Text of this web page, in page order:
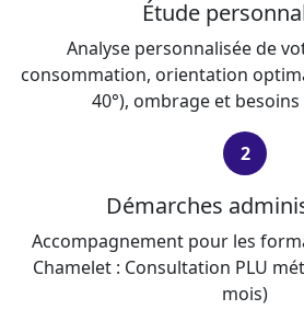
Étude
Analyse personnalisée de
consommation, orientation
40°), ombrage et
2
Démarches
Accompagnement pour les
Chamelet : Consultation PLU
mois)